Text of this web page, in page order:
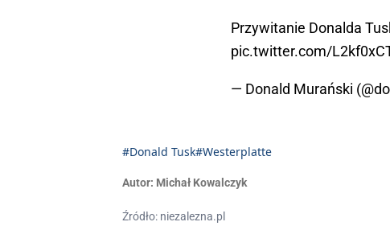
Przywitanie Donalda
pic.twitter.com/
— Donald Murański
#Donald Tusk#Westerplatte
Autor: Michał Kowalczyk
Źródło: niezalezna.pl